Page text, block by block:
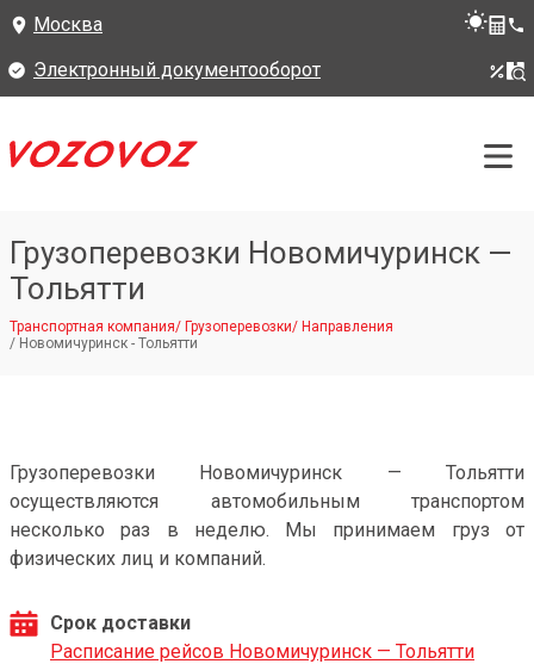
Москва
Электронный документооборот
Грузоперевозки Новомичуринск —
Тольятти
Транспортная компания/ Грузоперевозки/ Направления
/ Новомичуринск - Тольятти
Грузоперевозки Новомичуринск — Тольятти
осуществляются автомобильным транспортом
несколько раз в неделю. Мы принимаем груз от
физических лиц и компаний.
Срок доставки
Расписание рейсов Новомичуринск — Тольятти